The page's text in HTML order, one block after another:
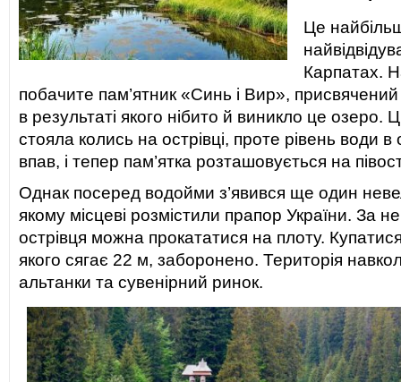
Це
Карпатах.
побачите пам’ятник «Синь і Вир»,
в результаті якого нібито й виникло це озеро.
стояла колись на острівці, проте рівень води в
впав, і тепер пам’ятка розташовується на
Однак посеред водойми з’явився ще один
якому місцеві розмістили прапор України. За
острівця можна прокататися на плоту.
якого сягає 22 м, заборонено. Територія
альтанки та сувенірний ринок.